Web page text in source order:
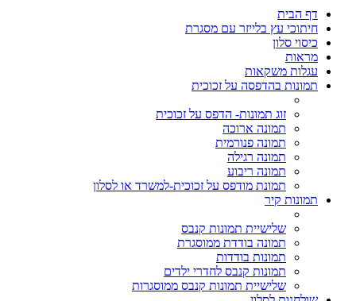
דף הבית
חיתוכי עץ בלייזר עם מסגרת
כיסוי סלון
מראות
עגלות משקאות
תמונות בהדפסה על זכוכית
זוג תמונות- הדפס על זכוכית
תמונה ארוכה
תמונה פנורמית
תמונה רגילה
תמונה ריבוע
תמונת מודפס על זכוכית-למשרד או לסלון
תמונות קיר
שלישיית תמונות קנבס
תמונה בודדת ממוסגרת
תמונות בודדות
תמונות קנבס לחדרי ילדים
שלישיית תמונות קנבס ממוסגרות